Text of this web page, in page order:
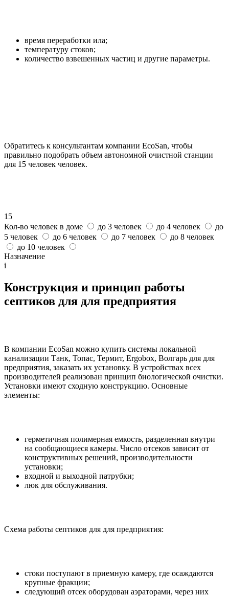
время переработки ила;
температуру стоков;
количество взвешенных частиц и другие параметры.
Обратитесь к консультантам компании EcoSan, чтобы
правильно подобрать объем автономной очистной станции
для 15 человек человек.
15
Кол-во человек в доме
до 3 человек до 4 человек
до
5 человек
до 6 человек до 7 человек
до 8 человек
до 10 человек
Назначение
i
Конструкция и принцип работы
септиков для для предприятия
В компании EcoSan можно купить системы локальной
канализации Танк, Топас, Термит, Ergobox, Волгарь для для
предприятия, заказать их установку. В устройствах всех
производителей реализован принцип биологической очистки.
Установки имеют сходную конструкцию. Основные
элементы:
герметичная полимерная емкость, разделенная внутри
на сообщающиеся камеры. Число отсеков зависит от
конструктивных решений, производительности
установки;
входной и выходной патрубки;
люк для обслуживания.
Схема работы септиков для для предприятия:
стоки поступают в приемную камеру, где осаждаются
крупные фракции;
следующий отсек оборудован аэраторами, через них